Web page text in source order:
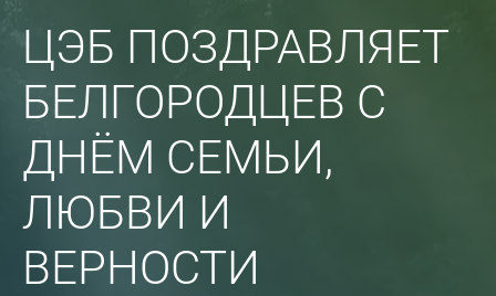
ЦЭБ ПОЗДРАВЛЯЕТ
БЕЛГОРОДЦЕВ С
ДНЁМ СЕМЬИ,
ЛЮБВИ И
ВЕРНОСТИ